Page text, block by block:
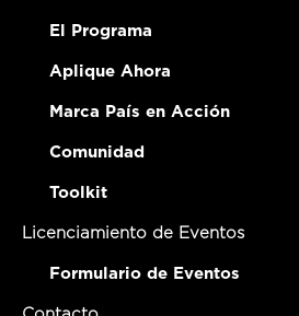
El Programa
Aplique Ahora
Marca País en Acción
Comunidad
Toolkit
Licenciamiento de Eventos
Formulario de Eventos